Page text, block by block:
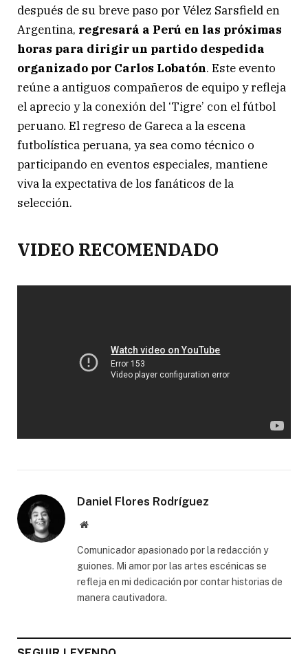
después de su breve paso por Vélez Sarsfield en
Argentina, regresará a Perú en las próximas
horas para dirigir un partido despedida
organizado por Carlos Lobatón. Este evento
reúne a antiguos compañeros de equipo y refleja
el aprecio y la conexión del ‘Tigre’ con el fútbol
peruano. El regreso de Gareca a la escena
futbolística peruana, ya sea como técnico o
participando en eventos especiales, mantiene
viva la expectativa de los fanáticos de la
selección.
VIDEO RECOMENDADO
Daniel Flores Rodríguez
Website
Comunicador apasionado por la redacción y
guiones. Mi amor por las artes escénicas se
refleja en mi dedicación por contar historias de
manera cautivadora.